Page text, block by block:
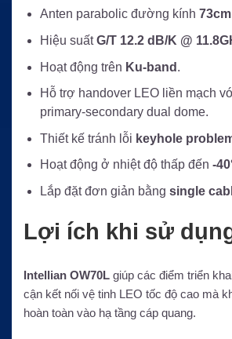
Anten parabolic đường kính 73cm
Hiệu suấtG/T 12.2 dB/K @
Hoạt động trên Ku-band .
Hỗ trợ handover LEO liền mạch
primary-secondary dual dome.
Thiết kế tránh lỗi keyhole
Hoạt động ở nhiệt độ thấp đến -
Lắp đặt đơn giản bằng single
Lợi ích khi sử
Intellian OW70L giúp các điểm triển
cận kết nối vệ tinh LEO tốc độ cao mà
hoàn toàn vào hạ tầng cáp quang.